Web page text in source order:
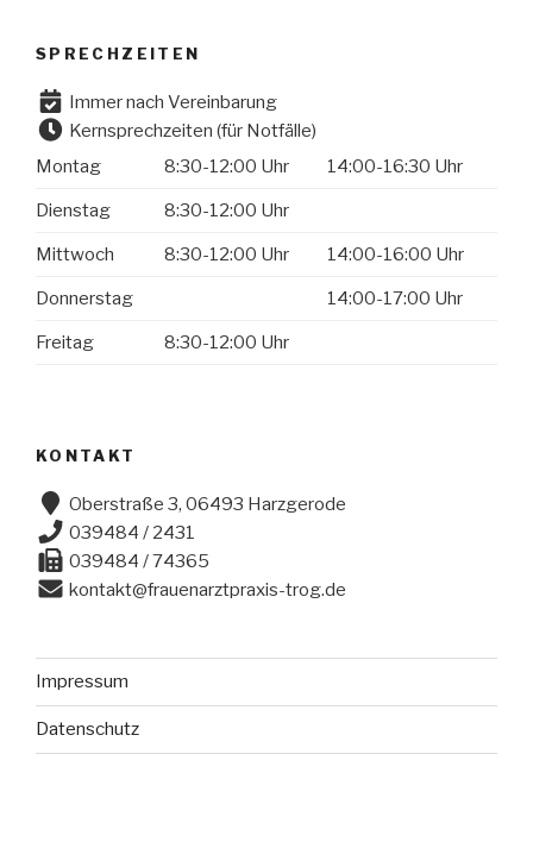
SPRECHZEITEN
Immer nach Vereinbarung
Kernsprechzeiten (für Notfälle)
Montag
8:30-12:00 Uhr 14:00-16:30 Uhr
Dienstag 8:30-12:00 Uhr
Mittwoch 8:30-12:00 Uhr 14:00-16:00 Uhr
Donnerstag 14:00-17:00 Uhr
Freitag 8:30-12:00 Uhr
KONTAKT
Oberstraße 3, 06493 Harzgerode
039484 / 2431
039484 / 74365
kontakt@frauenarztpraxis-trog.de
Impressum
Datenschutz